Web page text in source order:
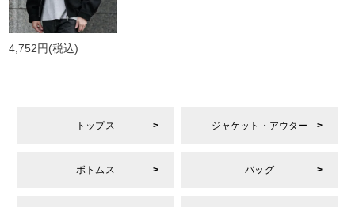
4,752円(税込)
トップス ジャケット・アウター
ボトムス バッグ